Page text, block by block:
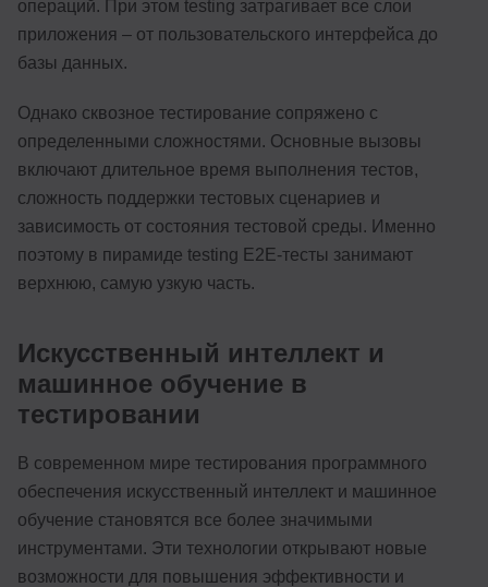
операций. При этом testing затрагивает все слои
приложения – от пользовательского интерфейса до
базы данных.
Однако сквозное тестирование сопряжено с
определенными сложностями. Основные вызовы
включают длительное время выполнения тестов,
сложность поддержки тестовых сценариев и
зависимость от состояния тестовой среды. Именно
поэтому в пирамиде testing E2E-тесты занимают
верхнюю, самую узкую часть.
Искусственный интеллект и
машинное обучение в
тестировании
В современном мире тестирования программного
обеспечения искусственный интеллект и машинное
обучение становятся все более значимыми
инструментами. Эти технологии открывают новые
возможности для повышения эффективности и